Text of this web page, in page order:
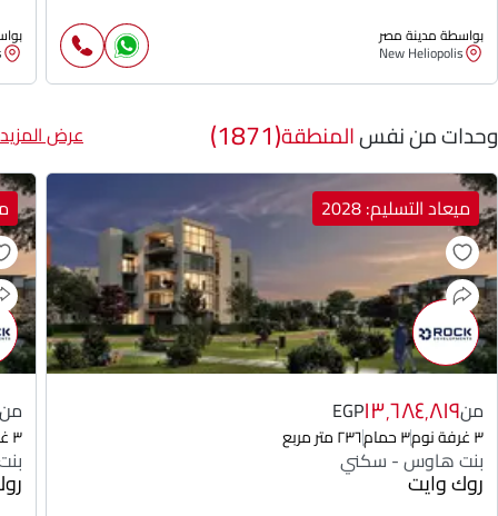
بواسطة مدينة مصر
New Heliopolis
وحدات من نفسالمنطقة(1871) عرض المزيد
ميعاد التسليم: 2028
من١٣٬٦٨٤٬٨١٩EGP
٣ غرفة نوم ٣ حمام ٢٣٦ متر مربع
بنت هاوس - سكني
روك وايت
من
٣ غرفة نوم